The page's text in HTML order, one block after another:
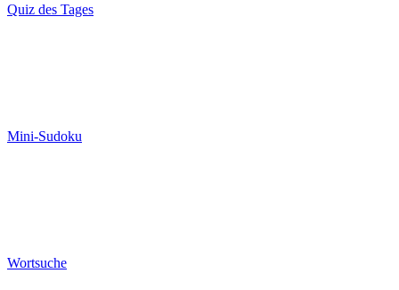
Quiz des Tages
Mini-Sudoku
Wortsuche